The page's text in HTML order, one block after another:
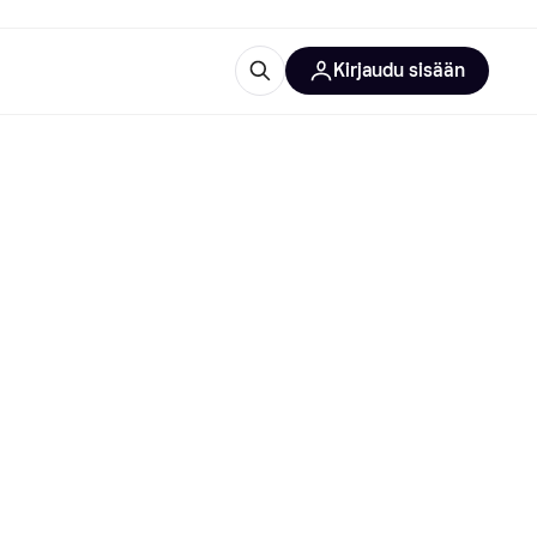
Kirjaudu sisään